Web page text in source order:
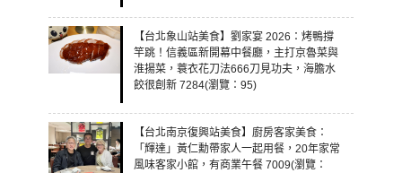
【台北象山站美食】劉家宴 2026：烤鴨撐
竿跳！信義區新開幕中餐廳，主打京魯菜與
淮揚菜，蓑衣花刀法666刀見功夫，海膽水
餃很創新 7284(瀏覽：95)
【台北南京復興站美食】廚房客家美食：
「輝達」黃仁勳帶家人一起用餐，20年家常
風味客家小館，有商業午餐 7009(瀏覽：